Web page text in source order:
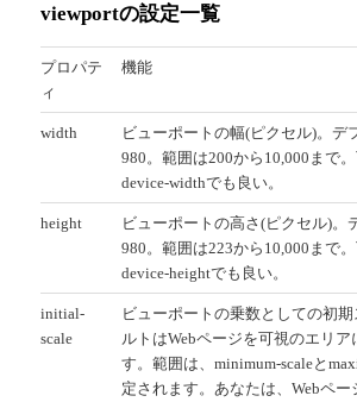
viewportの設定一覧
プロパテ
ィ
機能
width
ビューポートの幅(ピクセル)。デ
980。範囲は200から10,000まで
device-widthでも良い。
height
ビューポートの高さ(ピクセル)。
980。範囲は223から10,000まで
device-heightでも良い。
initial-
scale
ビューポートの乗数としての初
ルトはWebページを可視のエリア
す。範囲は、minimum-scaleと
定されます。あなたは、Webペ